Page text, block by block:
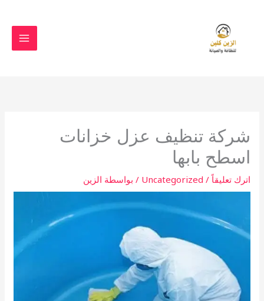
شركة تنظيف عزل خزانات
اسطح بابها
اترك تعليقاً /
Uncategorized / بواسطة الزين